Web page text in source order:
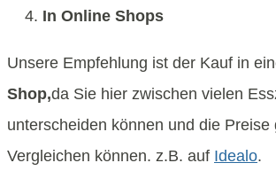
In Online Shops
Unsere Empfehlung ist der Kauf in
Shop,da Sie hier zwischen vielen
unterscheiden können und die Preise
Vergleichen können. z.B. auf Idealo.